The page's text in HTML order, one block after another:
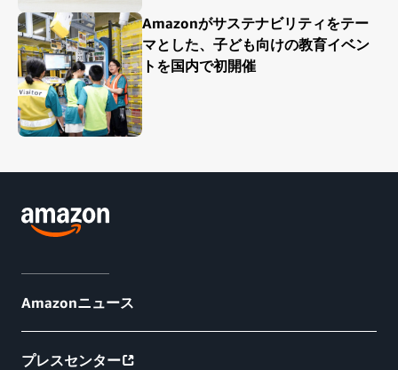
Amazonがサステナビリティをテー
マとした、子ども向けの教育イベン
トを国内で初開催
Amazonニュース
プレスセンター